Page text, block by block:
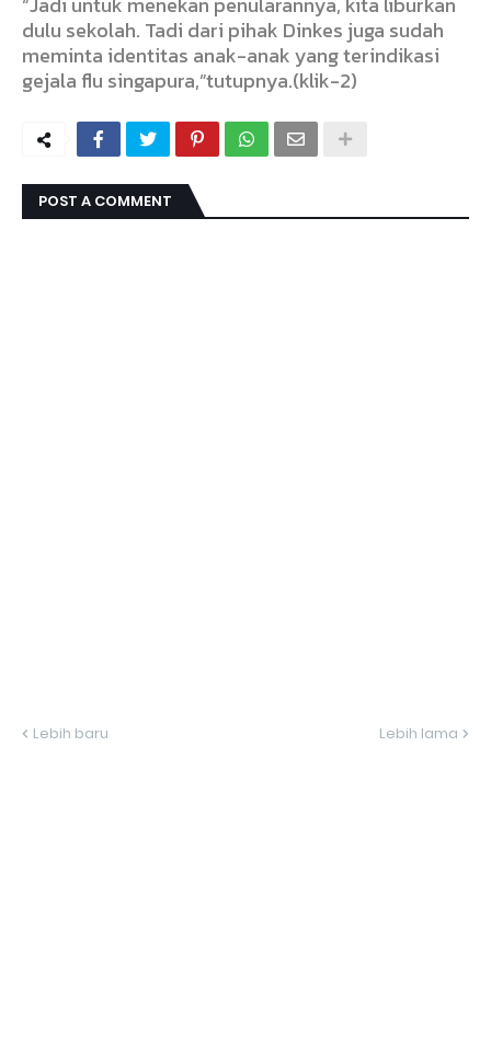
dulu sekolah. Tadi dari pihak Dinkes juga sudah
meminta identitas anak-anak yang terindikasi
gejala flu singapura,”tutupnya.(klik-2)
POST A COMMENT
Lebih baru Lebih lama